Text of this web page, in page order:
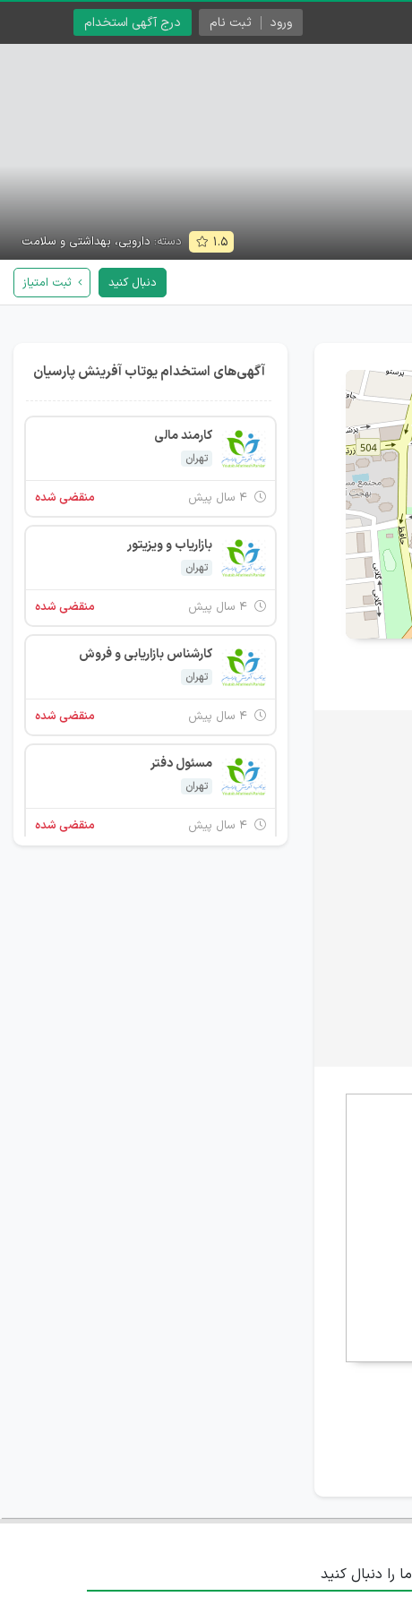
درج آگهی استخدام ورود ثبت نام
۱.۵ دسته: دارویی، بهداشتی و سلامت
دنبال کنید ثبت امتیاز
آگهی‌های استخدام یوتاب آفرینش پارسیان
کارمند مالی
تهران
منقضی شده
بازاریاب و ویزیتور
تهران
منقضی شده
کارشناس بازاریابی و فروش
تهران
منقضی شده
مسئول دفتر
تهران
منقضی شده
ما را دنبال کنید